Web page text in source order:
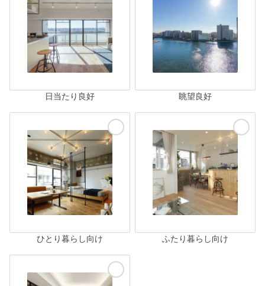
日当たり良好 眺望良好
ひとり暮らし向け ふたり暮らし向け